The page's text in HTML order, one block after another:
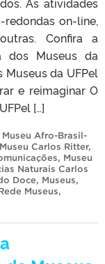
on-line,
Confira a
dos Museus da
Museus da UFPel
e reimaginar O
[…]
Museu Afro-Brasil-
Museu Carlos Ritter,
, Museu
Naturais Carlos
Doce, Museus,
Museus,